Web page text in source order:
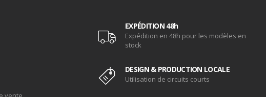
EXPÉDITION 48h
Expédition en 48h pour les modèles en
stock
DESIGN & PRODUCTION LOCALE
Utilisation de circuits courts